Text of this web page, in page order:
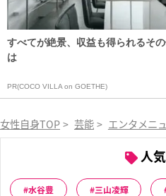
すべてが絶景、収益も得られるそ
は
PR(COCO VILLA on GOETHE)
女性自身TOP > 芸能 > エンタメニ
人
水谷豊 三山凌輝